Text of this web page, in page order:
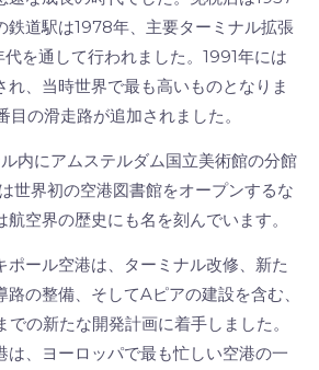
鉄道駅は1978年、主要ターミナル拡張
を通して行われました。1991年には
れ、当時世界で最も高いものとなりま
の滑走路が追加されました。
内にアムステルダム国立美術館の分館
世界初の空港図書館をオープンするな
空界の歴史にも名を刻んでいます。
ポール空港は、ターミナル改修、新た
の整備、そしてAピアの建設を含む、
の新たな開発計画に着手しました。
は、ヨーロッパで最も忙しい空港の一